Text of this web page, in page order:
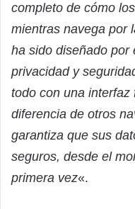
completo de cómo
mientras navega por
ha sido diseñado por
privacidad y
todo con una interfaz
diferencia de otros
garantiza que sus
seguros, desde el
primera vez«.